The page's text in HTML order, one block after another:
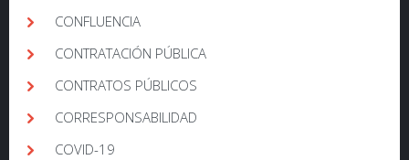
CONFLUENCIA
CONTRATACIÓN PÚBLICA
CONTRATOS PÚBLICOS
CORRESPONSABILIDAD
COVID-19